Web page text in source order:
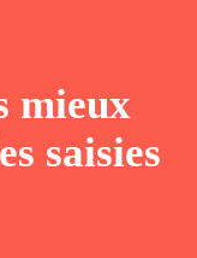
mieux
saisies